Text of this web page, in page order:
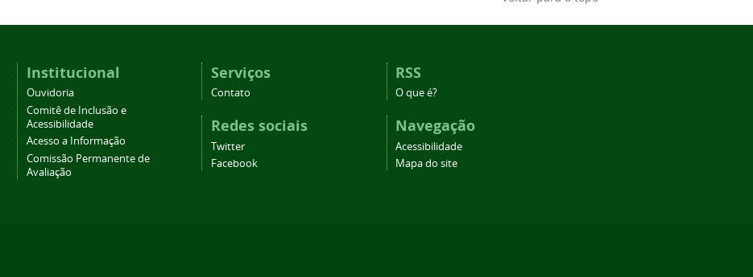
Institucional
Ouvidoria
Comitê de Inclusão e
Acessibilidade
Acesso a Informação
Comissão Permanente de
Avaliação
Serviços
Contato
Redes sociais
Twitter
Facebook
RSS
O que é?
Navegação
Acessibilidade
Mapa do site